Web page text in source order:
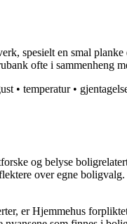
spesielt en smal
ofte i sammenheng
• temperatur•
og belyse
over egne
er Hjemmehus